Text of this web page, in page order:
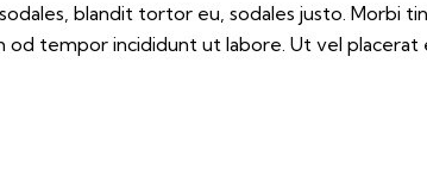
blandit tortor eu, sodales justo. Morbi
tempor incididunt ut labore. Ut vel